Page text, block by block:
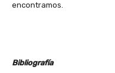
encontramos.
Bibliografía